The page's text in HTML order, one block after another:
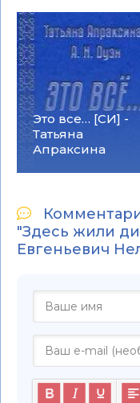
Это все… [СИ] -
Татьяна
Апраксина
"Здесь жили
Евгеньевич